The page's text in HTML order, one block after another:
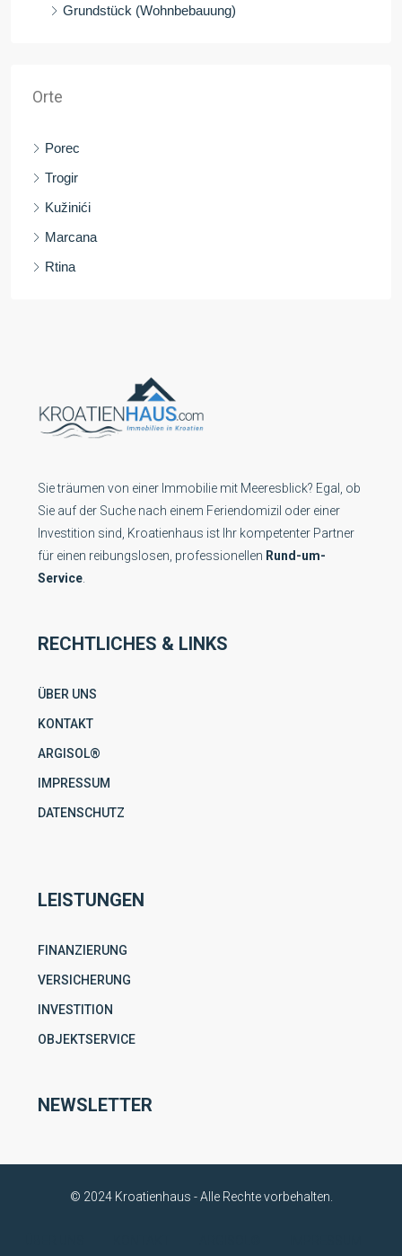
Grundstück (Wohnbebauung)
Orte
Porec
Trogir
Kužinići
Marcana
Rtina
Sie träumen von einer Immobilie mit Meeresblick? Egal, ob
Sie auf der Suche nach einem Feriendomizil oder einer
Investition sind, Kroatienhaus ist Ihr kompetenter Partner
für einen reibungslosen, professionellen Rund-um-
Service
RECHTLICHES & LINKS
ÜBER UNS
KONTAKT
ARGISOL®
IMPRESSUM
DATENSCHUTZ
LEISTUNGEN
FINANZIERUNG
VERSICHERUNG
INVESTITION
OBJEKTSERVICE
NEWSLETTER
© 2024 Kroatienhaus - Alle Rechte vorbehalten.